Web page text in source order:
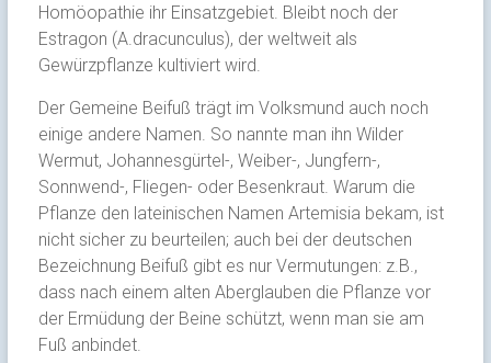
Homöopathie ihr Einsatzgebiet. Bleibt noch der
Estragon (A.dracunculus), der weltweit als
Gewürzpflanze kultiviert wird.
Der Gemeine Beifuß trägt im Volksmund auch noch
einige andere Namen. So nannte man ihn Wilder
Wermut, Johannesgürtel-, Weiber-, Jungfern-,
Sonnwend-, Fliegen- oder Besenkraut. Warum die
Pflanze den lateinischen Namen Artemisia bekam, ist
nicht sicher zu beurteilen; auch bei der deutschen
Bezeichnung Beifuß gibt es nur Vermutungen: z.B.,
dass nach einem alten Aberglauben die Pflanze vor
der Ermüdung der Beine schützt, wenn man sie am
Fuß anbindet.